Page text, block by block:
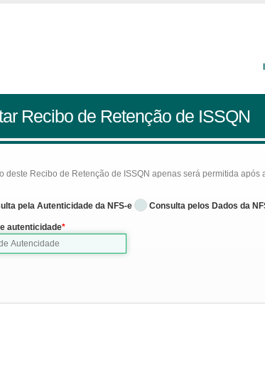
Recibo de Retenção de ISSQN
deste Recibo de Retenção de ISSQN apenas será permitida
pela Autenticidade da NFS-e Consulta pelos Dados da
autenticidade